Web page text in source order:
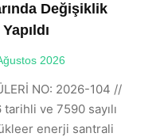
Değişiklik
Yapıldı
2026
NO: 2026-104 //
ve 7590 sayılı
enerji santrali